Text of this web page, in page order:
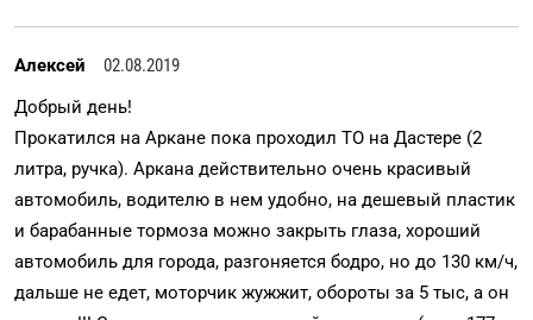
Алексей
02.08.2019
Добрый день!
Прокатился на Аркане пока проходил ТО на Дастере (2
литра, ручка). Аркана действительно очень красивый
автомобиль, водителю в нем удобно, на дешевый пластик
и барабанные тормоза можно закрыть глаза, хороший
автомобиль для города, разгоняется бодро, но до 130 км/ч,
дальше не едет, моторчик жужжит, обороты за 5 тыс, а он